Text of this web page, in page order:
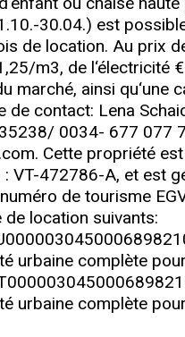
30.04.) est
de location. Au prix
m3, de
marché, ainsi qu‘une
de contact: Lena
0034- 677 077
. Cette propriété
: VT-472786-A, et est
de tourisme
de location suivants:
urbaine complète
urbaine complète